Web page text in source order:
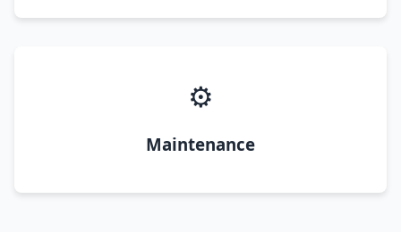
⚙️
Maintenance